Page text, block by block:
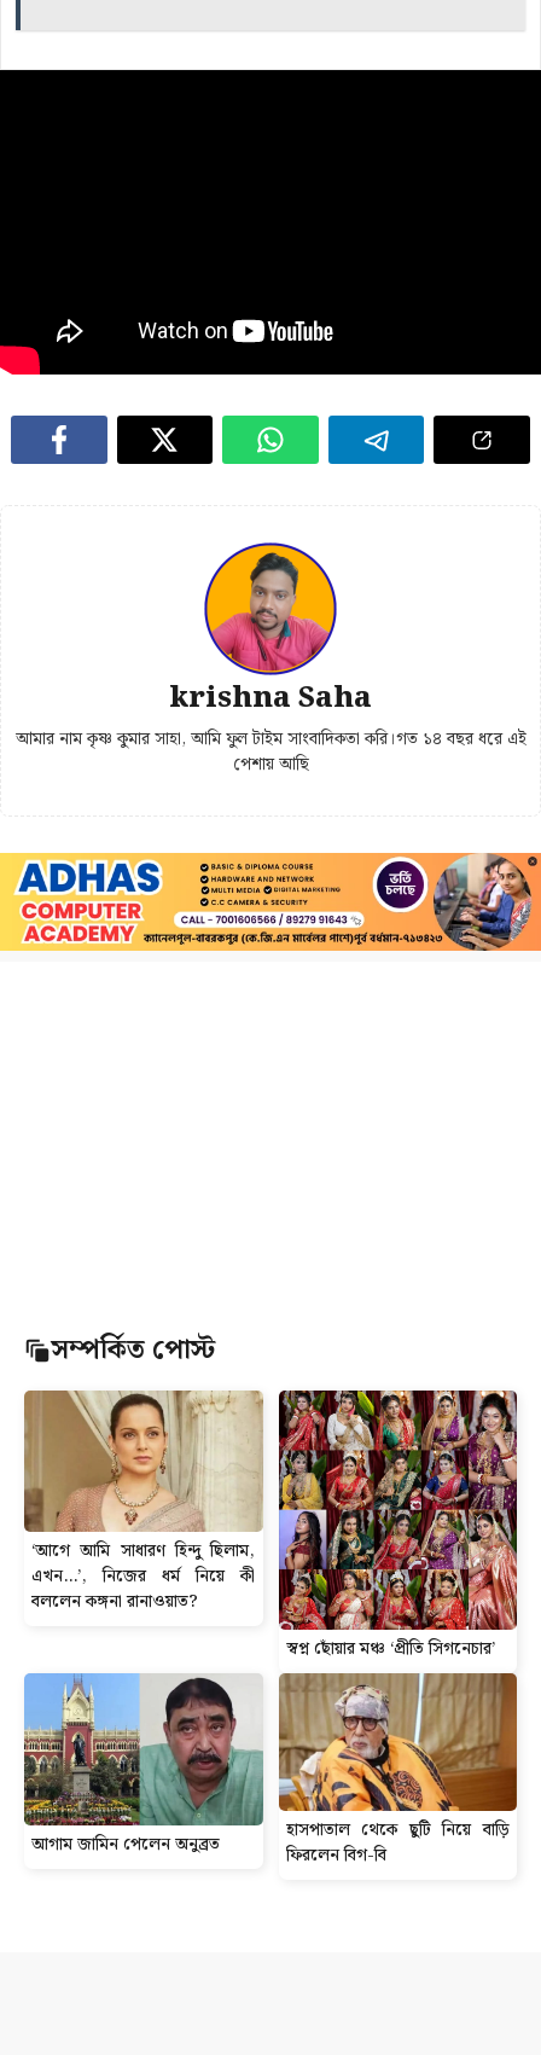
krishna Saha
আমার নাম কৃষ্ণ কুমার সাহা, আমি ফুল টাইম সাংবাদিকতা করি।গত ১৪ বছর ধরে এই
পেশায় আছি
সম্পর্কিত পোস্ট
‘আগে আমি সাধারণ হিন্দু ছিলাম,
এখন…’, নিজের ধর্ম নিয়ে কী
বললেন কঙ্গনা রানাওয়াত?
স্বপ্ন ছোঁয়ার মঞ্চ ‘প্রীতি সিগনেচার’
আগাম জামিন পেলেন অনুব্রত
হাসপাতাল থেকে ছুটি নিয়ে বাড়ি
ফিরলেন বিগ-বি